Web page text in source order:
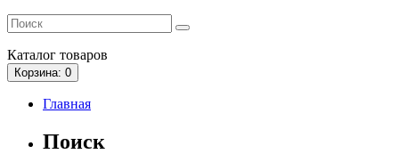
Каталог товаров
Корзина: 0
Главная
Поиск